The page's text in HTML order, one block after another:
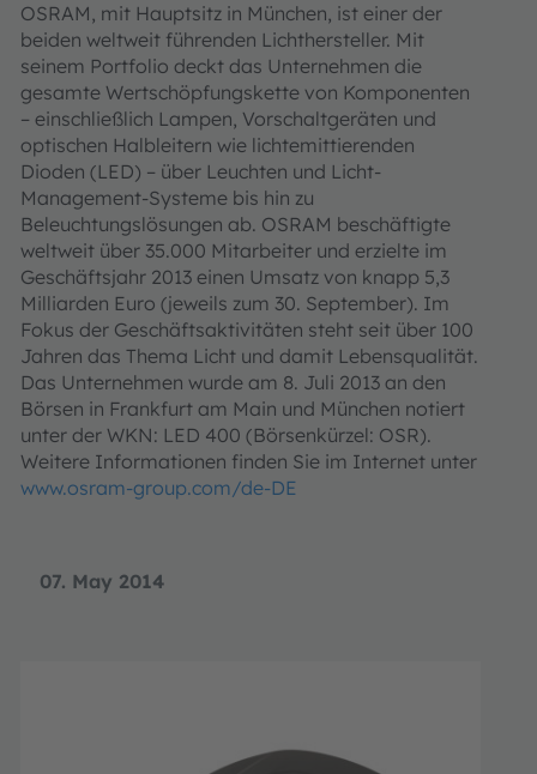
07. May 2014
OSRAM, mit Hauptsitz in München, ist einer der
beiden weltweit führenden Lichthersteller. Mit
seinem Portfolio deckt das Unternehmen die
gesamte Wertschöpfungskette von Komponenten
– einschließlich Lampen, Vorschaltgeräten und
optischen Halbleitern wie lichtemittierenden
Dioden (LED) – über Leuchten und Licht-
Management-Systeme bis hin zu
Beleuchtungslösungen ab. OSRAM beschäftigte
weltweit über 35.000 Mitarbeiter und erzielte im
Geschäftsjahr 2013 einen Umsatz von knapp 5,3
Milliarden Euro (jeweils zum 30. September). Im
Fokus der Geschäftsaktivitäten steht seit über 100
Jahren das Thema Licht und damit Lebensqualität.
Das Unternehmen wurde am 8. Juli 2013 an den
Börsen in Frankfurt am Main und München notiert
unter der WKN: LED 400 (Börsenkürzel: OSR).
Weitere Informationen finden Sie im Internet unter
www.osram-group.com/de-DE